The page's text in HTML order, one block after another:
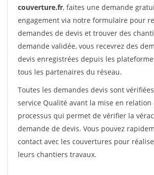
couverture.fr, faites une demande
engagement via notre formulaire pour
demandes de devis et trouver des
demande validée, vous recevrez des
devis enregistrées depuis les
tous les partenaires du réseau.
Toutes les demandes devis sont
service Qualité avant la mise en relation
processus qui permet de vérifier la
demande de devis. Vous pouvez
contact avec les couvertures pour
leurs chantiers travaux.